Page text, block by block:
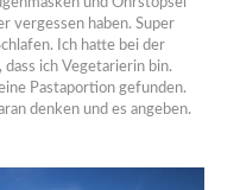
und Ohrstöpsel
vergessen haben. Super
Ich hatte bei der
dass ich Vegetarierin bin.
Pastaportion gefunden.
denken und es angeben.